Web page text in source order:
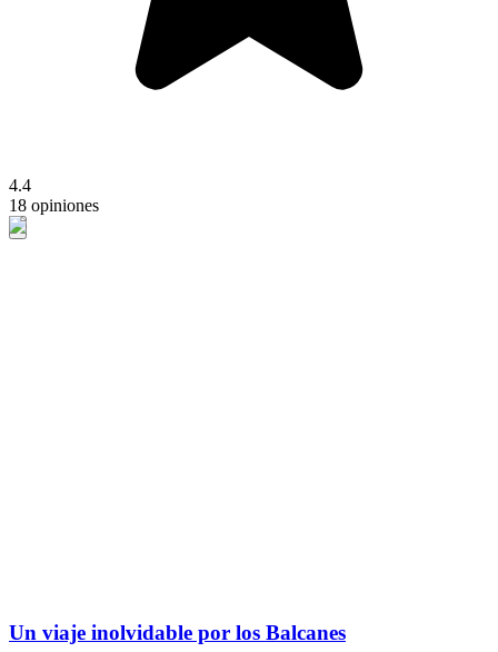
4.4
18 opiniones
Un viaje inolvidable por los Balcanes